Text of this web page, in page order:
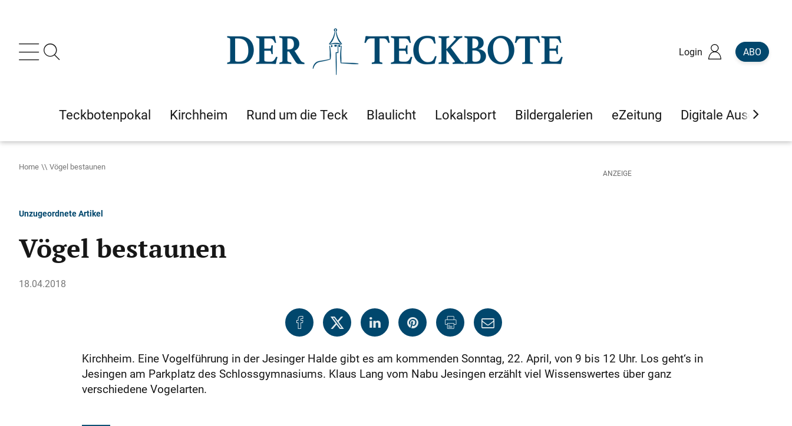
Login ABO
Teckbotenpokal Kirchheim Rund um die Teck Blaulicht Lokalsport Bildergalerien eZeitung Digitale Ausgaben
Home Vögel bestaunen
Unzugeordnete Artikel
Vögel bestaunen
18.04.2018
Kirchheim. Eine Vogelführung in der Jesinger Halde gibt es am kommenden Sonntag, 22. April, von 9 bis 12 Uhr. Los geht‘s in
Jesingen am Parkplatz des Schlossgymnasiums. Klaus Lang vom Nabu Jesingen erzählt viel Wissenswertes über ganz
verschiedene Vogelarten.